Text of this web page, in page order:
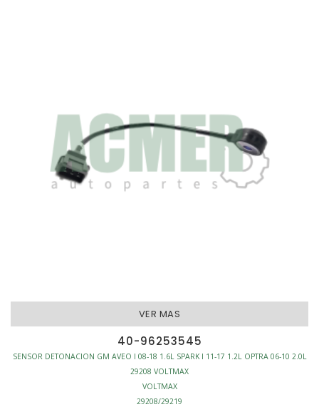
VER MAS
40-96253545
SENSOR DETONACION GM AVEO I 08-18 1.6L SPARK I 11-17 1.2L OPTRA 06-10 2.0L
29208 VOLTMAX
VOLTMAX
29208/29219